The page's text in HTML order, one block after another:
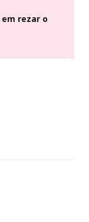
em rezar o